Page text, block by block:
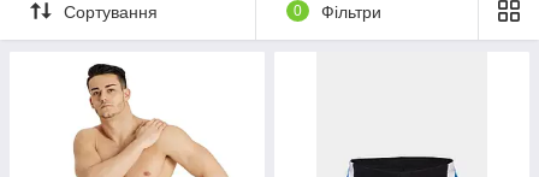
Сортування 0 Фільтри